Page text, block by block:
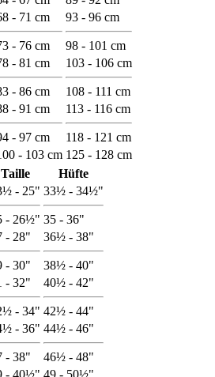
- 71 cm
- 76 cm
93 - 96 cm
98 - 101 cm
- 81 cm
- 86 cm
103 - 106 cm
108 - 111 cm
- 91 cm
- 97 cm
113 - 116 cm
118 - 121 cm
- 103 cm 125 - 128 cm
Taille Hüfte
- 25"
- 26½"
33½ - 34½"
35 - 36"
- 28"
- 30"
36½ - 38"
38½ - 40"
- 32"
- 34"
40½ - 42"
42½ - 44"
- 36"
- 38"
44½ - 46"
46½ - 48"
- 40½" 49 - 50½"